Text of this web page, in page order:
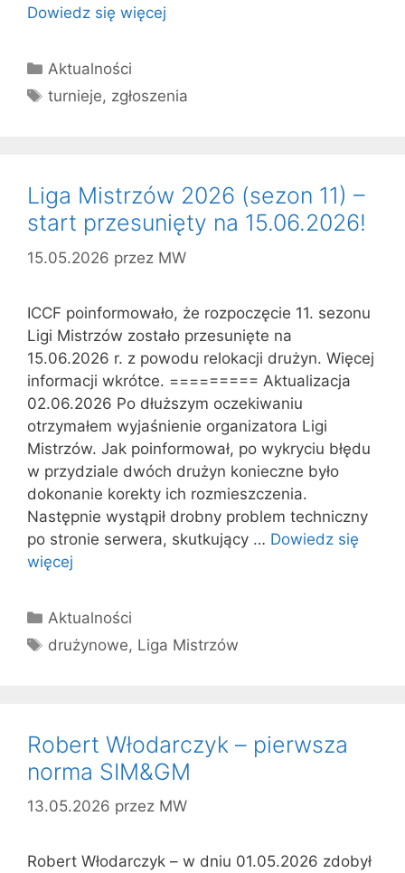
Dowiedz się więcej
Kategorie
Aktualności
Tagi
turnieje, zgłoszenia
Liga Mistrzów 2026 (sezon 11) –
start przesunięty na 15.06.2026!
15.05.2026 przez MW
ICCF poinformowało, że rozpoczęcie 11. sezonu
Ligi Mistrzów zostało przesunięte na
15.06.2026 r. z powodu relokacji drużyn. Więcej
informacji wkrótce. ========= Aktualizacja
02.06.2026 Po dłuższym oczekiwaniu
otrzymałem wyjaśnienie organizatora Ligi
Mistrzów. Jak poinformował, po wykryciu błędu
w przydziale dwóch drużyn konieczne było
dokonanie korekty ich rozmieszczenia.
Następnie wystąpił drobny problem techniczny
po stronie serwera, skutkujący … Dowiedz się
więcej
Kategorie
Aktualności
Tagi
drużynowe, Liga Mistrzów
Robert Włodarczyk – pierwsza
norma SIM&GM
13.05.2026 przez MW
Robert Włodarczyk – w dniu 01.05.2026 zdobył